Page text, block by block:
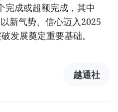
完成或超额完成，其中
新气势、信心迈入2025
发展奠定重要基础。
越通社